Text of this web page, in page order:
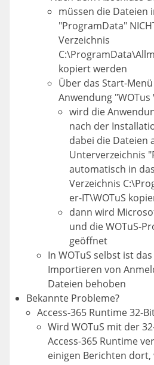
müssen die Dateien
"ProgramData"
Verzeichnis
kopiert werden
Über das Start-
Anwendung
wird die
nach der
dabei die Dateien
Unterverzeichnis
automatisch in das
Verzeichnis
er-IT\WOTuS
dann wird
und die WOTuS-
geöffnet
In WOTuS selbst ist
Importieren von
Dateien behoben
Bekannte Probleme?
Access-365 Runtime 32-
Wird WOTuS mit der
Access-365 Runtime
einigen Berichten dort,